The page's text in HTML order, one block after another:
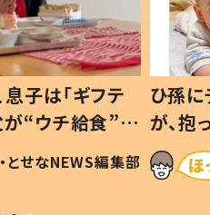
子は「ギフテ
“ウチ給食”を
は #令和の親
とせなNEWS編集部
ひ孫
が、
「涙が
い」